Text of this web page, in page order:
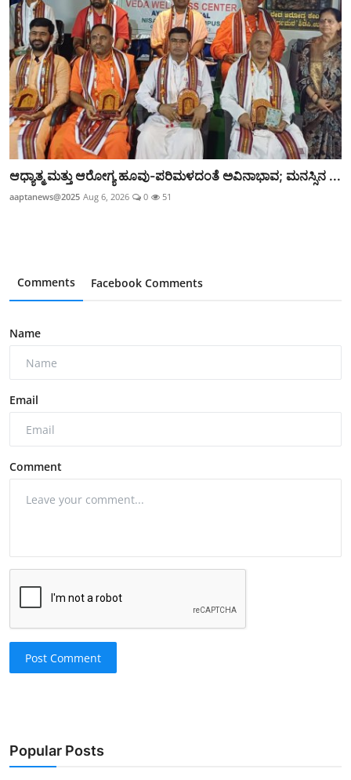
ಆಧ್ಯಾತ್ಮ ಮತ್ತು ಆರೋಗ್ಯ ಹೂವು-ಪರಿಮಳದಂತೆ ಅವಿನಾಭಾವ; ಮನಸ್ಸಿನ ...
aaptanews@2025 Aug 6, 2026 0 51
Comments Facebook Comments
Name
Email
Comment
Post Comment
Popular Posts